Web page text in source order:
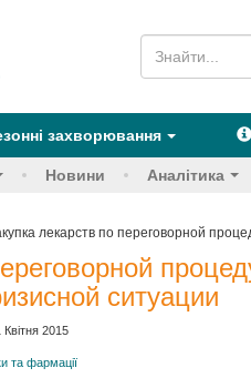
захворювання
Новини Аналітика
лекарств по переговорной
ситуации
Квітня 2015
та фармації